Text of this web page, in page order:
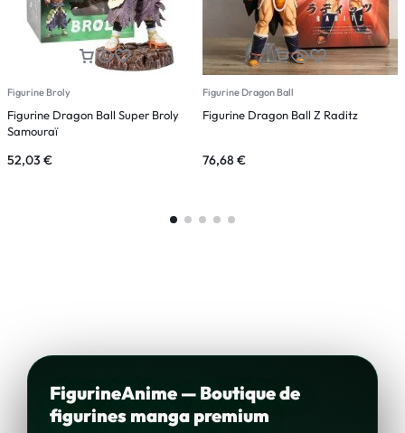
Figurine Broly
Figurine Dragon Ball Super Broly
Samouraï
52,03 €
Figurine Dragon Ball
Figurine Dragon Ball Z Raditz
76,68€
FigurineAnime — Boutique de
figurines manga premium